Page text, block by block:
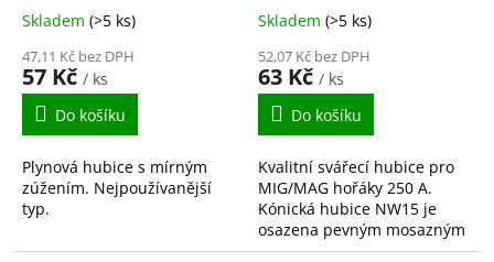
Skladem (>5 ks)
47,11 Kč bez DPH
57 Kč / ks
Do košíku
Plynová hubice s mírným
zúžením. Nejpoužívanější
typ.
Skladem (>5 ks)
52,07 Kč bez DPH
63 Kč / ks
Do košíku
Kvalitní svářecí hubice pro
MIG/MAG hořáky 250 A.
Kónická hubice NW15 je
osazena pevným mosazným
pouzdrem, které zajišťuje